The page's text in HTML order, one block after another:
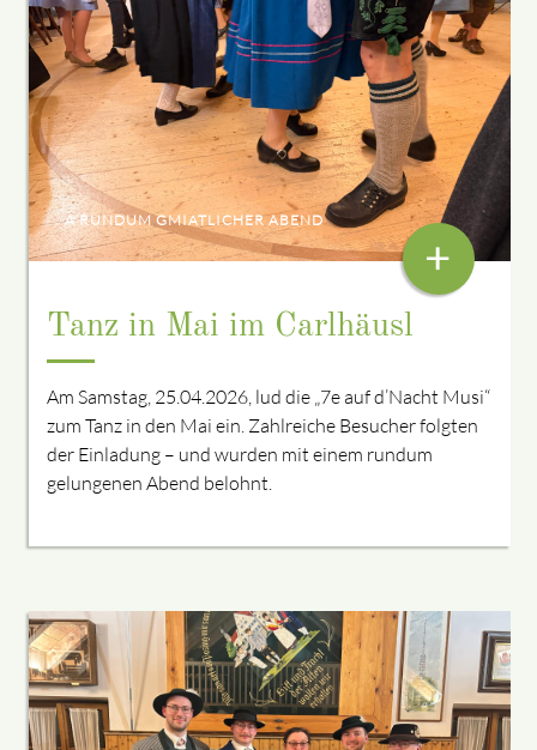
A RUNDUM GMIATLICHER ABEND
Tanz in Mai im Carlhäusl
Am Samstag, 25.04.2026, lud die „7e auf d’Nacht Musi“
zum Tanz in den Mai ein. Zahlreiche Besucher folgten
der Einladung – und wurden mit einem rundum
gelungenen Abend belohnt.
+